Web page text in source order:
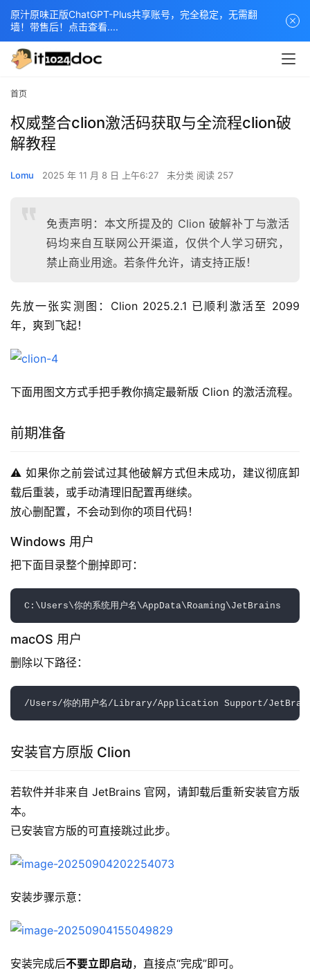
首页
权威整合clion激活码获取与全流程clion破
解教程
Lomu 2025 年 11 月 8 日 上午6:27 未分类 阅读 257
免责声明：本文所提及的 Clion 破解补丁与激活
码均来自互联网公开渠道，仅供个人学习研究，
禁止商业用途。若条件允许，请支持正版！
先放一张实测图：Clion 2025.2.1 已顺利激活至 2099
年，爽到飞起！
下面用图文方式手把手教你搞定最新版 Clion 的激活流程。
前期准备
⚠️ 如果你之前尝试过其他破解方式但未成功，建议彻底卸
载后重装，或手动清理旧配置再继续。
放心删配置，不会动到你的项目代码！
Windows 用户
把下面目录整个删掉即可：
macOS 用户
删除以下路径：
安装官方原版 Clion
若软件并非来自 JetBrains 官网，请卸载后重新安装官方版
本。
已安装官方版的可直接跳过此步。
安装步骤示意：
安装完成后不要立即启动，直接点“完成”即可。
原汁原味正版ChatGPT-Plus共享账号，完全稳定，无需翻
墙！带售后！点击查看....